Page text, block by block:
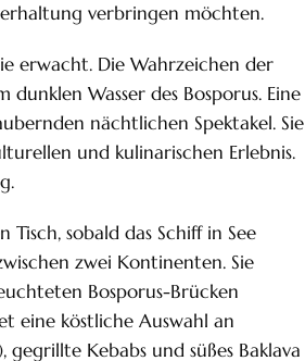
verbringen möchten.
erwacht. Die Wahrzeichen der
Wasser des Bosporus. Eine
nächtlichen Spektakel. Sie
und kulinarischen Erlebnis.
sobald das Schiff in See
zwei Kontinenten. Sie
Bosporus-Brücken
eine köstliche Auswahl an
Kebabs und süßes Baklava